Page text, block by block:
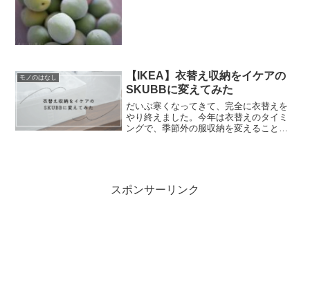
モノのはなし
【IKEA】衣替え収納をイケアの
SKUBBに変えてみた
だいぶ寒くなってきて、完全に衣替えを
やり終えました。今年は衣替えのタイミ
ングで、季節外の服収納を変えること
スポンサーリンク